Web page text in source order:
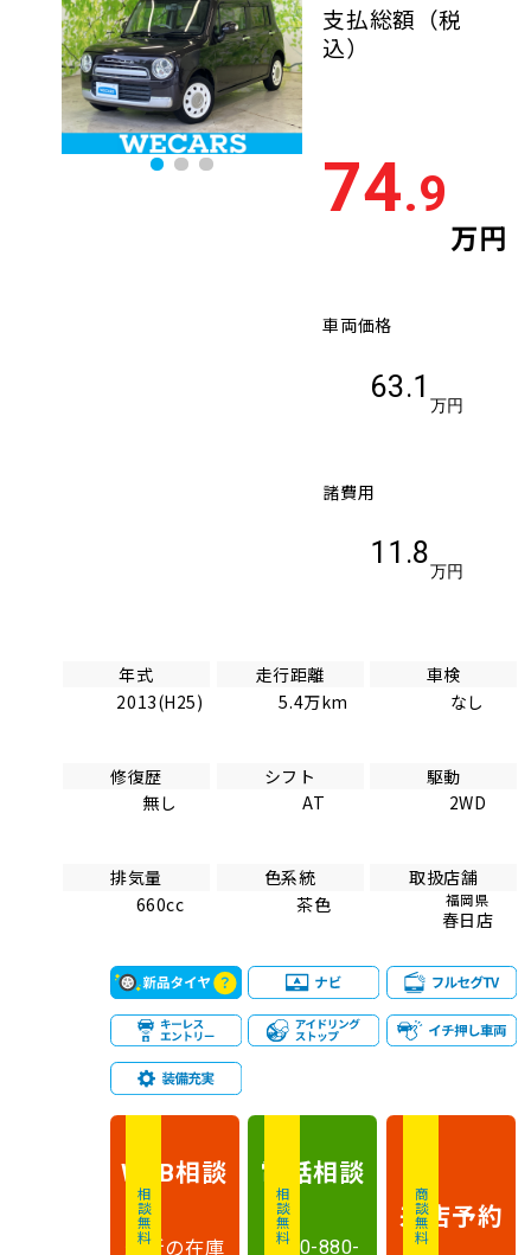
支払総額 （税
込）
74.9
万円
車両価格
63.1
万円
諸費用
11.8
万円
年式
2013(H25)
走行距離
5.4万km
車検
なし
修復歴
無し
シフト
AT
駆動
2WD
排気量
660cc
色系統
茶色
取扱店舗
福岡県
春日店
相談無料
WEB相談
最新の在庫
相談無料
電話相談
0120-880-
商談無料
来店予約